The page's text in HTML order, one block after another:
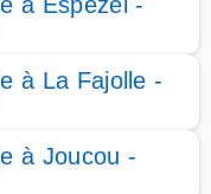
à La Fajolle -
à Joucou -